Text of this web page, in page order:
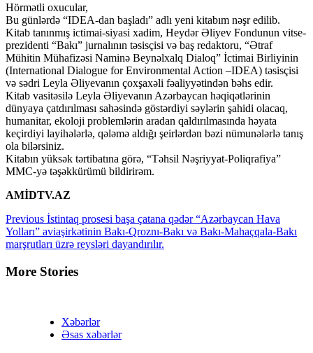
Hörmətli oxucular,
Bu günlərdə “IDEA-dan başladı” adlı yeni kitabım nəşr edilib.
Kitab tanınmış ictimai-siyasi xadim, Heydər Əliyev Fondunun vitse-
prezidenti “Bakı” jurnalının təsisçisi və baş redaktoru, “Ətraf
Mühitin Mühafizəsi Naminə Beynəlxalq Dialoq” İctimai Birliyinin
(International Dialogue for Environmental Action –IDEA) təsisçisi
və sədri Leyla Əliyevanın çoxşaxəli fəaliyyətindən bəhs edir.
Kitab vasitəsilə Leyla Əliyevanın Azərbaycan həqiqətlərinin
dünyaya çatdırılması sahəsində göstərdiyi səylərin şahidi olacaq,
humanitar, ekoloji problemlərin aradan qaldırılmasında həyata
keçirdiyi layihələrlə, qələmə aldığı şeirlərdən bəzi nümunələrlə tanış
ola bilərsiniz.
Kitabın yüksək tərtibatına görə, “Təhsil Nəşriyyat-Poliqrafiya”
MMC-yə təşəkkürümü bildirirəm.
AMİDTV.AZ
Continue
Reading
Previous İstintaq prosesi başa çatana qədər “Azərbaycan Hava
Yolları” aviaşirkətinin Bakı-Qroznı-Bakı və Bakı-Mahaçqala-Bakı
marşrutları üzrə reysləri dayandırılır.
More Stories
Xəbərlər
Əsas xəbərlər